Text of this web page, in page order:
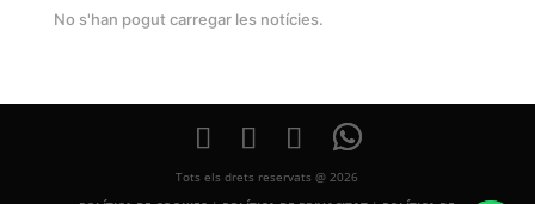
No s'han pogut carregar les notícies.
Tots els drets reservats @ 2026